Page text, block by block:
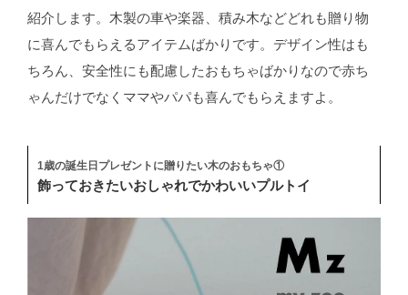
紹介します。木製の車や楽器、積み木などどれも贈り物
に喜んでもらえるアイテムばかりです。デザイン性はも
ちろん、安全性にも配慮したおもちゃばかりなので赤ち
ゃんだけでなくママやパパも喜んでもらえますよ。
1歳の誕生日プレゼントに贈りたい木のおもちゃ①
飾っておきたいおしゃれでかわいいプルトイ